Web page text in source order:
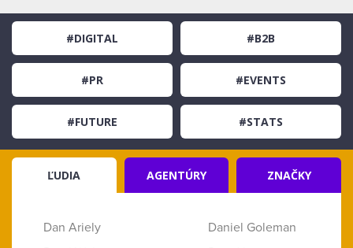
#DIGITAL #B2B
#PR #EVENTS
#FUTURE #STATS
ĽUDIA AGENTÚRY ZNAČKY
Dan Ariely
Daniel Goleman